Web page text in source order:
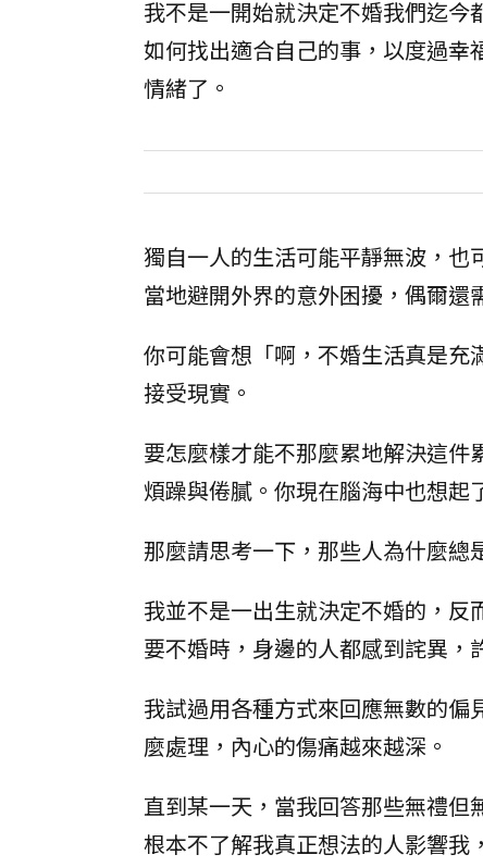
我不是一開始就決定不婚我們迄
如何找出適合自己的事，以度過
情緒了。
獨自一人的生活可能平靜無波，
當地避開外界的意外困擾，偶爾還
你可能會想「啊，不婚生活真是
接受現實。
要怎麼樣才能不那麼累地解決這
煩躁與倦膩。你現在腦海中也想起
那麼請思考一下，那些人為什麼
我並不是一出生就決定不婚的，
要不婚時，身邊的人都感到詫異，
我試過用各種方式來回應無數的
麼處理，內心的傷痛越來越深。
直到某一天，當我回答那些無禮
根本不了解我真正想法的人影響我